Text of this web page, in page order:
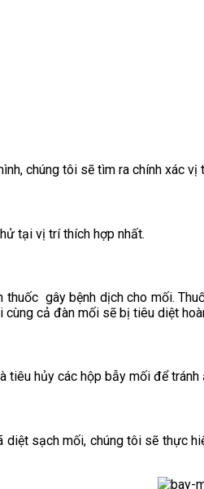
chúng tôi sẽ tìm ra chính xác vị
tại vị trí thích hợp nhất.
thuốc gây bệnh dịch cho mối.
cả đàn mối sẽ bị tiêu diệt
tiêu hủy các hộp bẫy mối để
sạch mối, chúng tôi sẽ thực